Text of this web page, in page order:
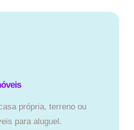
própria, terreno ou
para aluguel.